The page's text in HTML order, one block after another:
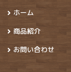
ホーム
商品紹介
お問い合わせ